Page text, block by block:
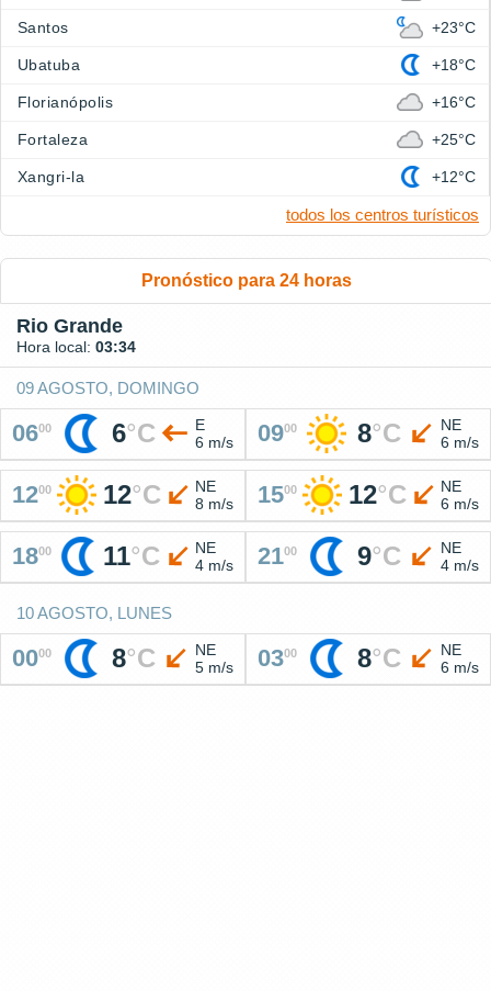
Santos +23°C
Ubatuba +18°C
Florianópolis +16°C
Fortaleza +25°C
Xangri-la +12°C
todos los centros turísticos
Pronóstico para 24 horas
Rio Grande
Hora local: 03:34
09 AGOSTO, DOMINGO
0600 6°C
E
6 m/s
0900 8°C
NE
6 m/s
1200 12°C
NE
8 m/s
1500 12°C
NE
6 m/s
1800 11°C
NE
4 m/s
2100 9°C
NE
4 m/s
10 AGOSTO, LUNES
0000 8°C
NE
5 m/s
0300 8°C
NE
6 m/s